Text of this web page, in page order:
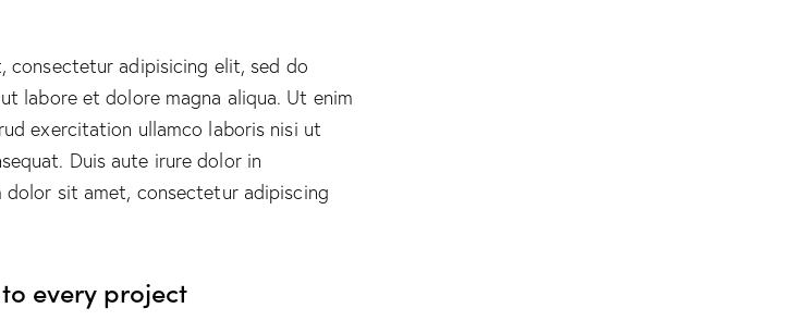
consectetur adipisicing elit, sed do
labore et dolore magna aliqua. Ut enim
exercitation ullamco laboris nisi ut
Duis aute irure dolor in
dolor sit amet, consectetur adipiscing
every project